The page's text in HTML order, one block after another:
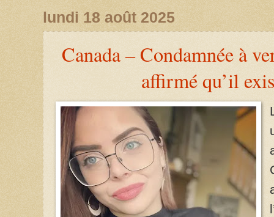
lundi 18 août 2025
Canada – Condamnée à
affirmé qu’il